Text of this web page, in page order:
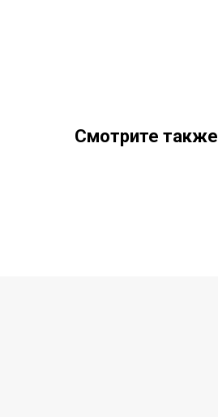
Смотрите также